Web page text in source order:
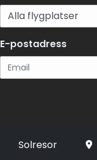
E-postadress
Solresor